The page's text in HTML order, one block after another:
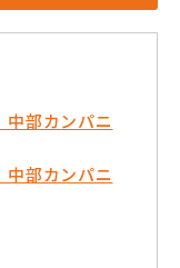
部カンパニ
部カンパニ